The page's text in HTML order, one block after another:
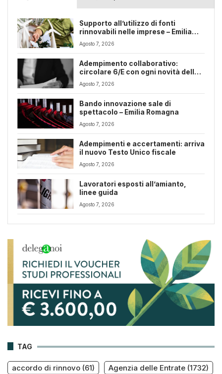
Supporto all’utilizzo di fonti
rinnovabili nelle imprese – Emilia
Romagna
Agosto 7, 2026
Adempimento collaborativo:
circolare 6/E con ogni novità della
riforma fiscale
Agosto 7, 2026
Bando innovazione sale di
spettacolo – Emilia Romagna
Agosto 7, 2026
Adempimenti e accertamenti: arriva
il nuovo Testo Unico fiscale
Agosto 7, 2026
Lavoratori esposti all’amianto,
linee guida
Agosto 7, 2026
TAG
accordo di rinnovo (61) Agenzia delle Entrate (1732)